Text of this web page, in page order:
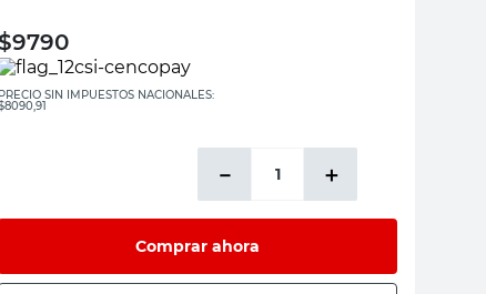
9790
PRECIO SIN IMPUESTOS NACIONALES:
＋
－
Comprar ahora